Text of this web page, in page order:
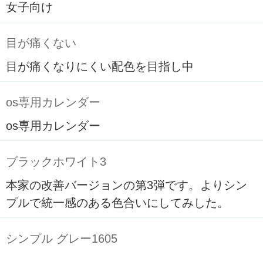
女子向け
目が痛くない
目が痛くなりにくい配色を目指し中
os専用カレンダー
os専用カレンダー
ブラックホワイト3
本家の改善バージョンの第3弾です。よりシン
プルで統一感のある色合いにしてみした。
シンプル グレー1605